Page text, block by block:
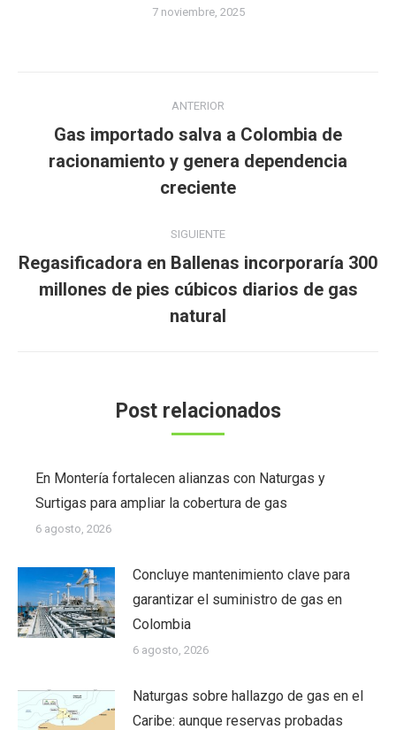
7 noviembre, 2025
entre
publicaciones
ANTERIOR
Publicación
anterior:
Gas importado salva a Colombia de
racionamiento y genera dependencia
creciente
SIGUIENTE
Publicación
siguiente:
Regasificadora en Ballenas incorporaría 300
millones de pies cúbicos diarios de gas
natural
Post relacionados
En Montería fortalecen alianzas con Naturgas y
Surtigas para ampliar la cobertura de gas
6 agosto, 2026
Concluye mantenimiento clave para
garantizar el suministro de gas en
Colombia
6 agosto, 2026
Naturgas sobre hallazgo de gas en el
Caribe: aunque reservas probadas